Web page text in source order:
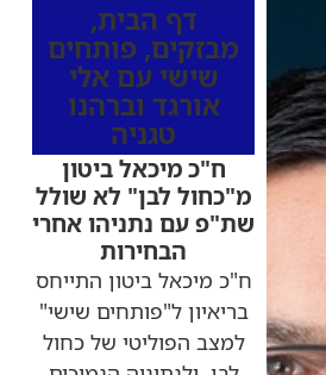
דף הבית,
מבזקים, פותחים
שישי עם אלי
אורגד וברהנו
טגניה
ח"כ מיכאל ביטון
מ"כחול לבן" לא שולל
שת"פ עם נתניהו אחרי
הבחירות
ח"כ מיכאל ביטון התייחס
בריאיון ל"פותחים שישי"
למצב הפוליטי של כחול